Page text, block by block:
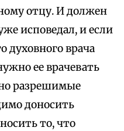
отцу. И должен
исповедал, и если
духовного врача
ее врачевать
разрешимые
доносить
то, что